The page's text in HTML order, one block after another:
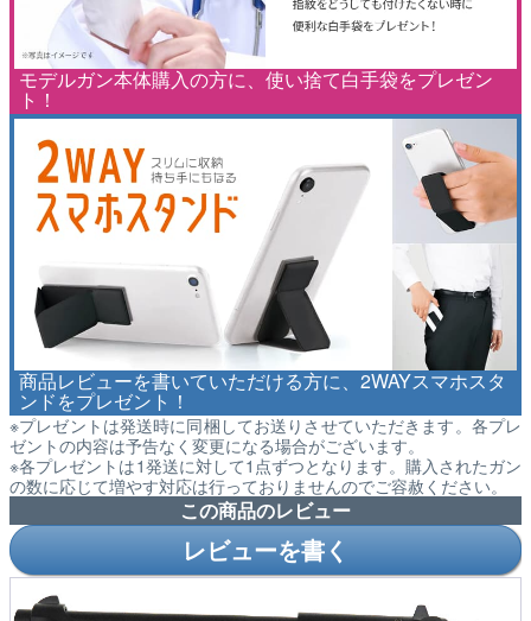
モデルガン本体購入の方に、使い捨て白手袋をプレゼン
ト！
商品レビューを書いていただける方に、2WAYスマホスタ
ンドをプレゼント！
※プレゼントは発送時に同梱してお送りさせていただきます。各プレ
ゼントの内容は予告なく変更になる場合がございます。
※各プレゼントは1発送に対して1点ずつとなります。購入されたガン
の数に応じて増やす対応は行っておりませんのでご容赦ください。
この商品のレビュー
レビューを書く